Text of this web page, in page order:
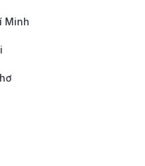
nhiên và các khu vui
Nha Trang
trắng mịn và các
Minh